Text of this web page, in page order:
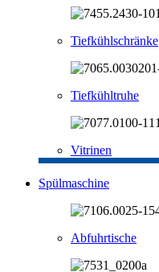
Tiefkühlschränke
Tiefkühltruhe
Vitrinen
Spülmaschine
Abfuhrtische